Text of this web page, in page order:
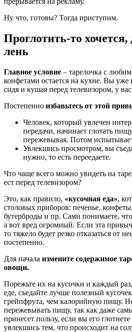
Ну что, готовы? Тогда приступим.
Проглотить-то хочется,
лень
Главное условие – тарелочка с
конфетами остается на кухне. Вы уже
сидя и кушая перед телевизором, у
Постепенно избавьтесь от этой
Человек, который увлечен
передачи, начинает глотать
пережевывая. Потом
Увлекшись просмотром, вы
нужно, то есть переедаете.
Что чаще всего можно увидеть на
ест перед телевизором?
Это, как правило, «кусочная еда»,
столовых приборов: печенье,
бутерброды и пр. Сами понимаете,
а вот вред огромный. Если эта
то тяжело будет резко отказаться от
постепенно.
Для начала измените содержимое
овощи.
Порежьте их на кусочки и каждый раз,
еде, съедайте лучше полезный
грейпфрута, чем калорийную пищу.
пережевывать пищу, так как даже
принесет пользу, если вы его
увлекшись тем, что происходит на